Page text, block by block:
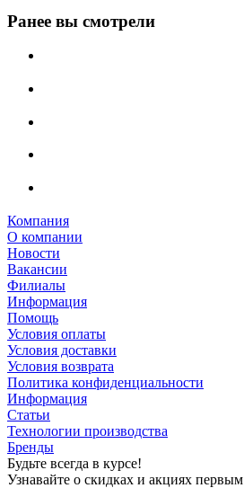
Ранее вы смотрели
Компания
О компании
Новости
Вакансии
Филиалы
Информация
Помощь
Условия оплаты
Условия доставки
Условия возврата
Политика конфиденциальности
Информация
Статьи
Технологии производства
Бренды
Будьте всегда в курсе!
Узнавайте о скидках и акциях первым